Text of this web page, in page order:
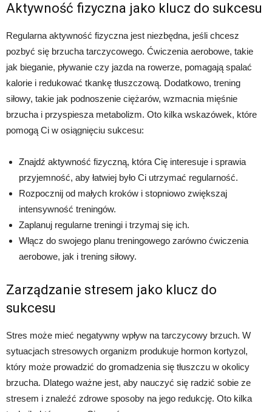
Aktywność fizyczna jako klucz do sukcesu
Regularna aktywność fizyczna jest niezbędna, jeśli chcesz
pozbyć się brzucha tarczycowego. Ćwiczenia aerobowe, takie
jak bieganie, pływanie czy jazda na rowerze, pomagają spalać
kalorie i redukować tkankę tłuszczową. Dodatkowo, trening
siłowy, takie jak podnoszenie ciężarów, wzmacnia mięśnie
brzucha i przyspiesza metabolizm. Oto kilka wskazówek, które
pomogą Ci w osiągnięciu sukcesu:
Znajdź aktywność fizyczną, która Cię interesuje i sprawia
przyjemność, aby łatwiej było Ci utrzymać regularność.
Rozpocznij od małych kroków i stopniowo zwiększaj
intensywność treningów.
Zaplanuj regularne treningi i trzymaj się ich.
Włącz do swojego planu treningowego zarówno ćwiczenia
aerobowe, jak i trening siłowy.
Zarządzanie stresem jako klucz do
sukcesu
Stres może mieć negatywny wpływ na tarczycowy brzuch. W
sytuacjach stresowych organizm produkuje hormon kortyzol,
który może prowadzić do gromadzenia się tłuszczu w okolicy
brzucha. Dlatego ważne jest, aby nauczyć się radzić sobie ze
stresem i znaleźć zdrowe sposoby na jego redukcję. Oto kilka